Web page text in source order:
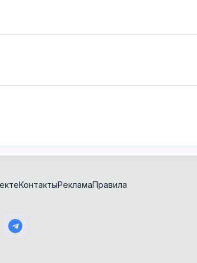
Психология и эзотерика
Редакторы изображений
Реклама и SMM
X (Twitter)
КонтактыРекламаПравила